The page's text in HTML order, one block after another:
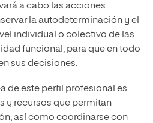
a cabo las acciones
la autodeterminación y el
individual o colectivo de las
funcional, para que en todo
sus decisiones.
de este perfil profesional es
y recursos que permitan
así como coordinarse con